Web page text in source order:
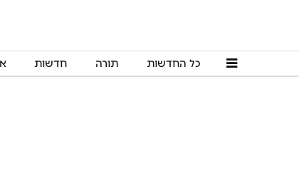
כל החדשות תורה חדשות